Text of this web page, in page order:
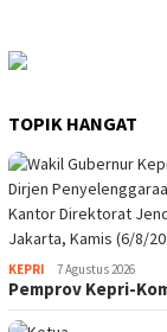
TOPIK HANGAT
KEPRI 7 Agustus 2026
Pemprov Kepri-